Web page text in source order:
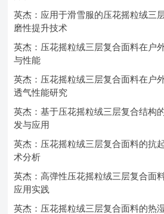
英杰：应用于滑雪服的压花摇粒绒三
磨性提升技术
英杰：压花摇粒绒三层复合面料在户
与性能
英杰：压花摇粒绒三层复合面料在户
透气性能研究
英杰：基于压花摇粒绒三层复合结构
发与应用
英杰：压花摇粒绒三层复合面料的抗
术分析
英杰：高弹性压花摇粒绒三层复合面
应用实践
英杰：压花摇粒绒三层复合面料的热